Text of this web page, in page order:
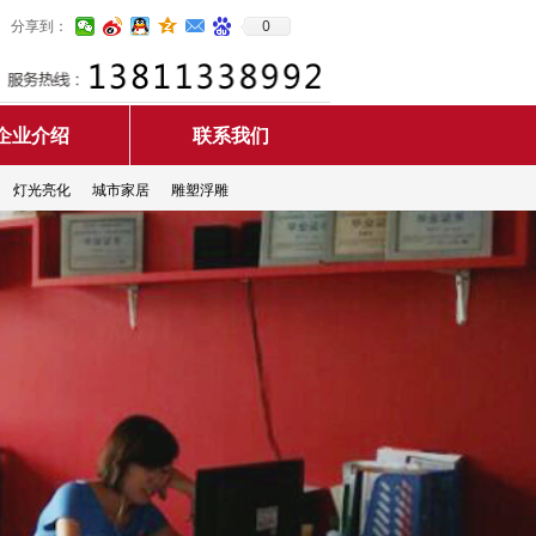
灯光亮化 城市家居 雕塑浮雕
业介绍 联系我们
分享到： 0